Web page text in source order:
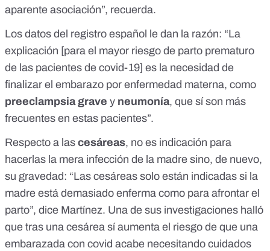
aparente asociación”, recuerda.
Los datos del registro español le dan la razón: “La
explicación [para el mayor riesgo de parto prematuro
de las pacientes de covid-19] es la necesidad de
finalizar el embarazo por enfermedad materna, como
preeclampsia grave y neumonía, que sí son más
frecuentes en estas pacientes”.
Respecto a las cesáreas, no es indicación para
hacerlas la mera infección de la madre sino, de nuevo,
su gravedad: “Las cesáreas solo están indicadas si la
madre está demasiado enferma como para afrontar el
parto”, dice Martínez. Una de sus investigaciones halló
que tras una cesárea sí aumenta el riesgo de que una
embarazada con covid acabe necesitando cuidados